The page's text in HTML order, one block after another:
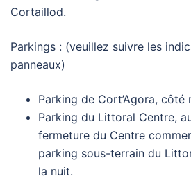
Cortaillod.
Parkings : (veuillez suivre les
panneaux)
Parking de Cort’Agora, côté
Parking du Littoral Centre,
fermeture du Centre
parking sous-terrain du
la nuit.